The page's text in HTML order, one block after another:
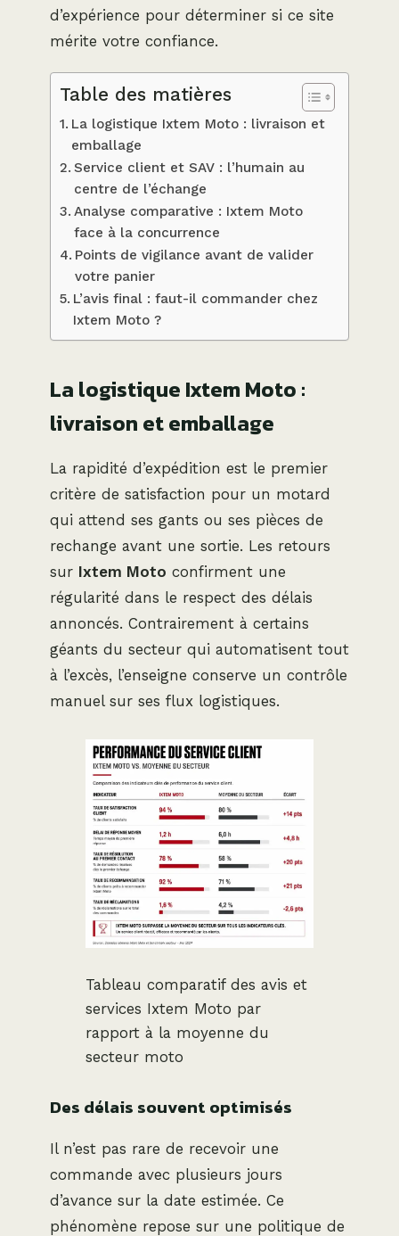
d’expérience pour déterminer si ce site
mérite votre confiance.
Table des matières
La logistique Ixtem Moto : livraison et
emballage
Service client et SAV : l’humain au
centre de l’échange
Analyse comparative : Ixtem Moto
face à la concurrence
Points de vigilance avant de valider
votre panier
L’avis final : faut-il commander chez
Ixtem Moto ?
La logistique Ixtem Moto :
livraison et emballage
La rapidité d’expédition est le premier
critère de satisfaction pour un motard
qui attend ses gants ou ses pièces de
rechange avant une sortie. Les retours
sur Ixtem Moto confirment une
régularité dans le respect des délais
annoncés. Contrairement à certains
géants du secteur qui automatisent tout
à l’excès, l’enseigne conserve un contrôle
manuel sur ses flux logistiques.
Tableau comparatif des avis et
services Ixtem Moto par
rapport à la moyenne du
secteur moto
Des délais souvent optimisés
Il n’est pas rare de recevoir une
commande avec plusieurs jours
d’avance sur la date estimée. Ce
phénomène repose sur une politique de